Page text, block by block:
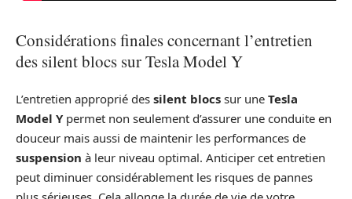
Considérations finales concernant l’entretien
des silent blocs sur Tesla Model Y
L’entretien approprié des silent blocs sur une Tesla
Model Ypermet non seulement d’assurer une conduite en
douceur mais aussi de maintenir les performances de
suspension à leur niveau optimal. Anticiper cet entretien
peut diminuer considérablement les risques de pannes